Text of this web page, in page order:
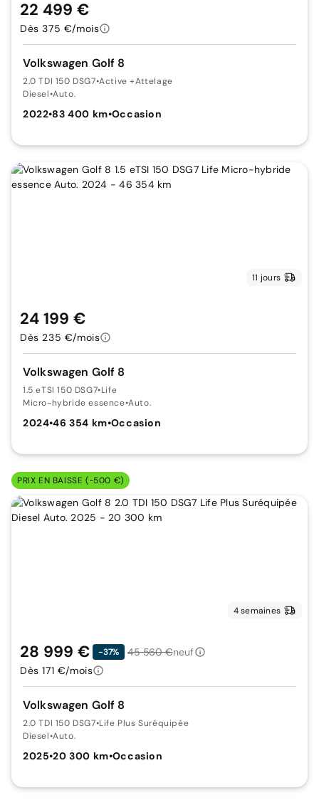
Volkswagen Golf 8
2.0 TDI 150 DSG7•Active +Attelage
Diesel•Auto.
2022•83 400 km•Occasion
22 499 €
Dès 375 €/mois
11 jours
Volkswagen Golf 8
1.5 eTSI 150 DSG7•Life
Micro-hybride essence•Auto.
2024•46 354 km•Occasion
24 199 €
Dès 235 €/mois
PRIX EN BAISSE (-500 €)
4 semaines
Volkswagen Golf 8
2.0 TDI 150 DSG7•Life Plus Suréquipée
Diesel•Auto.
2025•20 300 km•Occasion
28 999 € -37% 45 560 €neuf
Dès 171 €/mois